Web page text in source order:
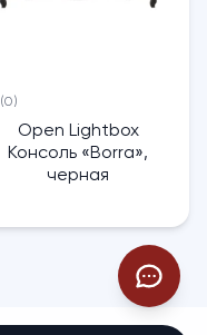
(0)
Open Lightbox
Консоль «Borra»,
черная